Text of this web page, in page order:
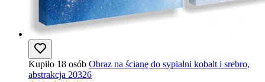
Kupiło 18 osób Obraz na ścianę do sypialni kobalt i srebro,
abstrakcja 20326